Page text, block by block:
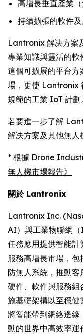
高增長垂直產業
持續擴張的軟件
Lantronix 解决方案
專業知識與靈活的軟
這個可擴展的平台
場，更使 Lantronix
規範的工業 IoT 計劃
若要進一步了解
解决方案及其他無人
* 根據 Drone
無人機市場報告》
關於 Lantronix
Lantronix Inc.
AI）與工業物聯網
任務應用提供智能
服務高增長市場，
防無人系統，推動
硬件、軟件與服務
施基礎架構以至穩健
將智能帶到網絡邊
動的世界中高效率運